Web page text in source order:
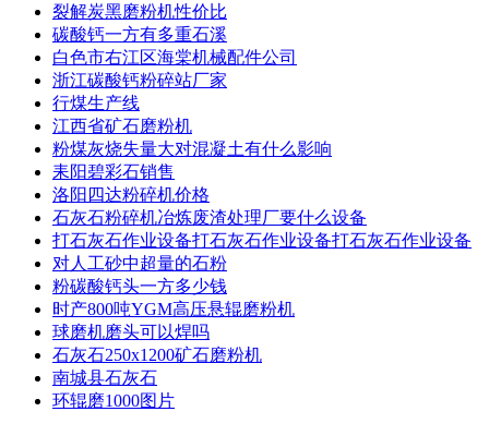
裂解炭黑磨粉机性价比
碳酸钙一方有多重石溪
白色市右江区海棠机械配件公司
浙江碳酸钙粉碎站厂家
行煤生产线
江西省矿石磨粉机
粉煤灰烧失量大对混凝土有什么影响
耒阳碧彩石销售
洛阳四达粉碎机价格
石灰石粉碎机冶炼废渣处理厂要什么设备
打石灰石作业设备打石灰石作业设备打石灰石作业设备
对人工砂中超量的石粉
粉碳酸钙头一方多少钱
时产800吨YGM高压悬辊磨粉机
球磨机磨头可以焊吗
石灰石250x1200矿石磨粉机
南城县石灰石
环辊磨1000图片